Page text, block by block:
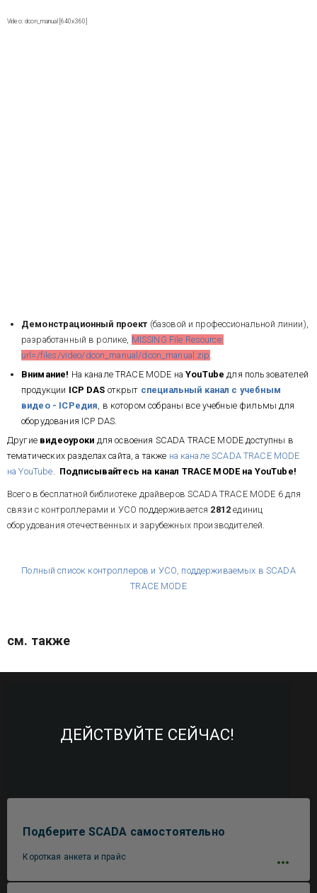
Video: dcon_manual [640x360]
Демонстрационный проект (базовой и профессиональной линии),
разработанный в ролике, MISSING File Resource:
url=/files/video/dcon_manual/dcon_manual.zip .
Внимание! На канале TRACE MODE наYouTube для пользователей
продукции ICP DAS открыт специальный канал с учебным
видео - ICPедия, в котором собраны все учебные фильмы для
оборудования ICP DAS.
Другие видеоуроки для освоения SCADA TRACE MODE доступны в
тематических разделах сайта, а также на канале SCADA TRACE MODE
на YouTube. Подписывайтесь на канал TRACE MODE на YouTube!
Всего в бесплатной библиотеке драйверов SCADA TRACE MODE 6 для
связи с контроллерами и УСО поддерживается 2812 единиц
оборудования отечественных и зарубежных производителей.
Полный список контроллеров и УСО, поддерживаемых в SCADA
TRACE MODE
см. также
ДЕЙСТВУЙТЕ СЕЙЧАС!
Подберите SCADA самостоятельно
Короткая анкета и прайс